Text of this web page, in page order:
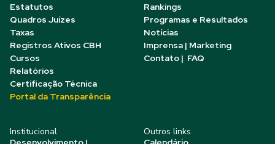
Estatutos
Quadros Juízes
Taxas
Registros Ativos CBH
Cursos
Relatórios
Certificação Técnica
Portal da Transparência
Rankings
Programas e Resultados
Notícias
Imprensa | Marketing
Contato | FAQ
Institucional Outros links